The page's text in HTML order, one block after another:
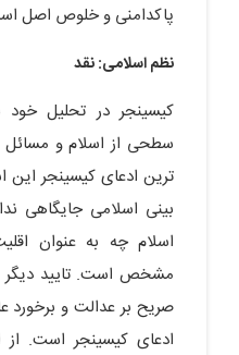
پاکدامنی و خلوص اصل
نظم اسلامی: نقد
کیسینجر در تحلیل خود
سطحی از اسلام و مسائل
ترین ادعای کیسینجر
بینی اسلامی جایگاهی
اسلام چه به عنوان
مشخص است. تایید دیگر
صریح بر عدالت و برخورد
ادعای کیسینجر است. از